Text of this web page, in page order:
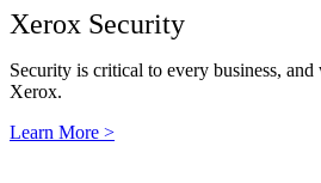
Xerox Security
Security is critical to every business,
Xerox.
Learn More >